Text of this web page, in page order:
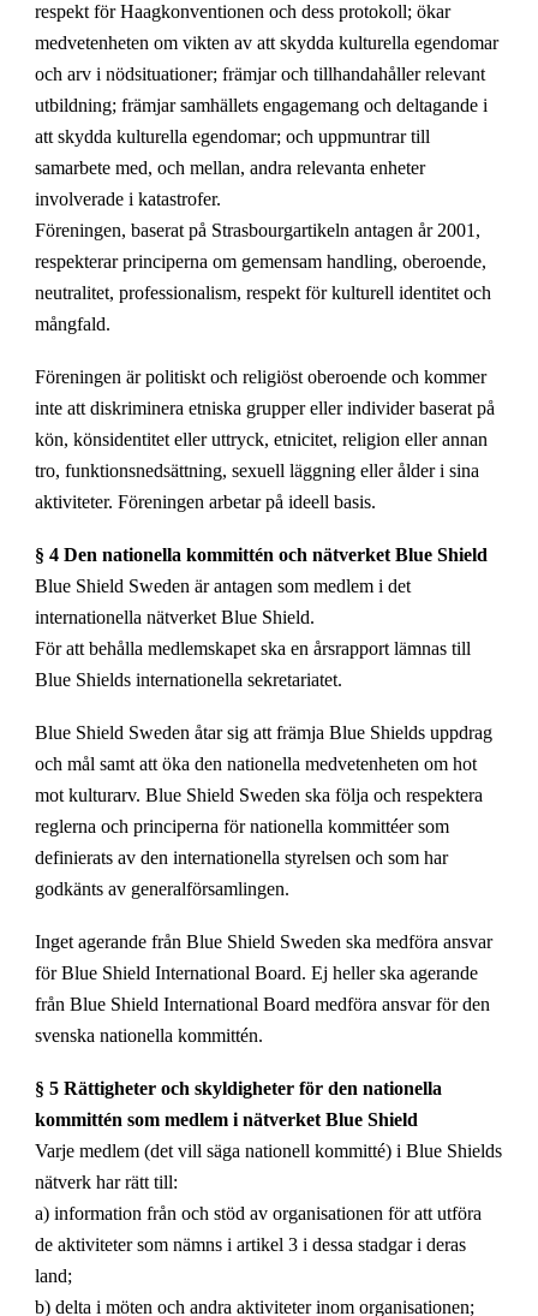
respekt för Haagkonventionen och dess protokoll; ökar
medvetenheten om vikten av att skydda kulturella egendomar
och arv i nödsituationer; främjar och tillhandahåller relevant
utbildning; främjar samhällets engagemang och deltagande i
att skydda kulturella egendomar; och uppmuntrar till
samarbete med, och mellan, andra relevanta enheter
involverade i katastrofer.
Föreningen, baserat på Strasbourgartikeln antagen år 2001,
respekterar principerna om gemensam handling, oberoende,
neutralitet, professionalism, respekt för kulturell identitet och
mångfald.
Föreningen är politiskt och religiöst oberoende och kommer
inte att diskriminera etniska grupper eller individer baserat på
kön, könsidentitet eller uttryck, etnicitet, religion eller annan
tro, funktionsnedsättning, sexuell läggning eller ålder i sina
aktiviteter. Föreningen arbetar på ideell basis.
§ 4 Den nationella kommittén och nätverket Blue Shield
Blue Shield Sweden är antagen som medlem i det
internationella nätverket Blue Shield.
För att behålla medlemskapet ska en årsrapport lämnas till
Blue Shields internationella sekretariatet.
Blue Shield Sweden åtar sig att främja Blue Shields uppdrag
och mål samt att öka den nationella medvetenheten om hot
mot kulturarv. Blue Shield Sweden ska följa och respektera
reglerna och principerna för nationella kommittéer som
definierats av den internationella styrelsen och som har
godkänts av generalförsamlingen.
Inget agerande från Blue Shield Sweden ska medföra ansvar
för Blue Shield International Board. Ej heller ska agerande
från Blue Shield International Board medföra ansvar för den
svenska nationella kommittén.
§ 5 Rättigheter och skyldigheter för den nationella
kommittén som medlem i nätverket Blue Shield
Varje medlem (det vill säga nationell kommitté) i Blue Shields
nätverk har rätt till:
a) information från och stöd av organisationen för att utföra
de aktiviteter som nämns i artikel 3 i dessa stadgar i deras
land;
b) delta i möten och andra aktiviteter inom organisationen;